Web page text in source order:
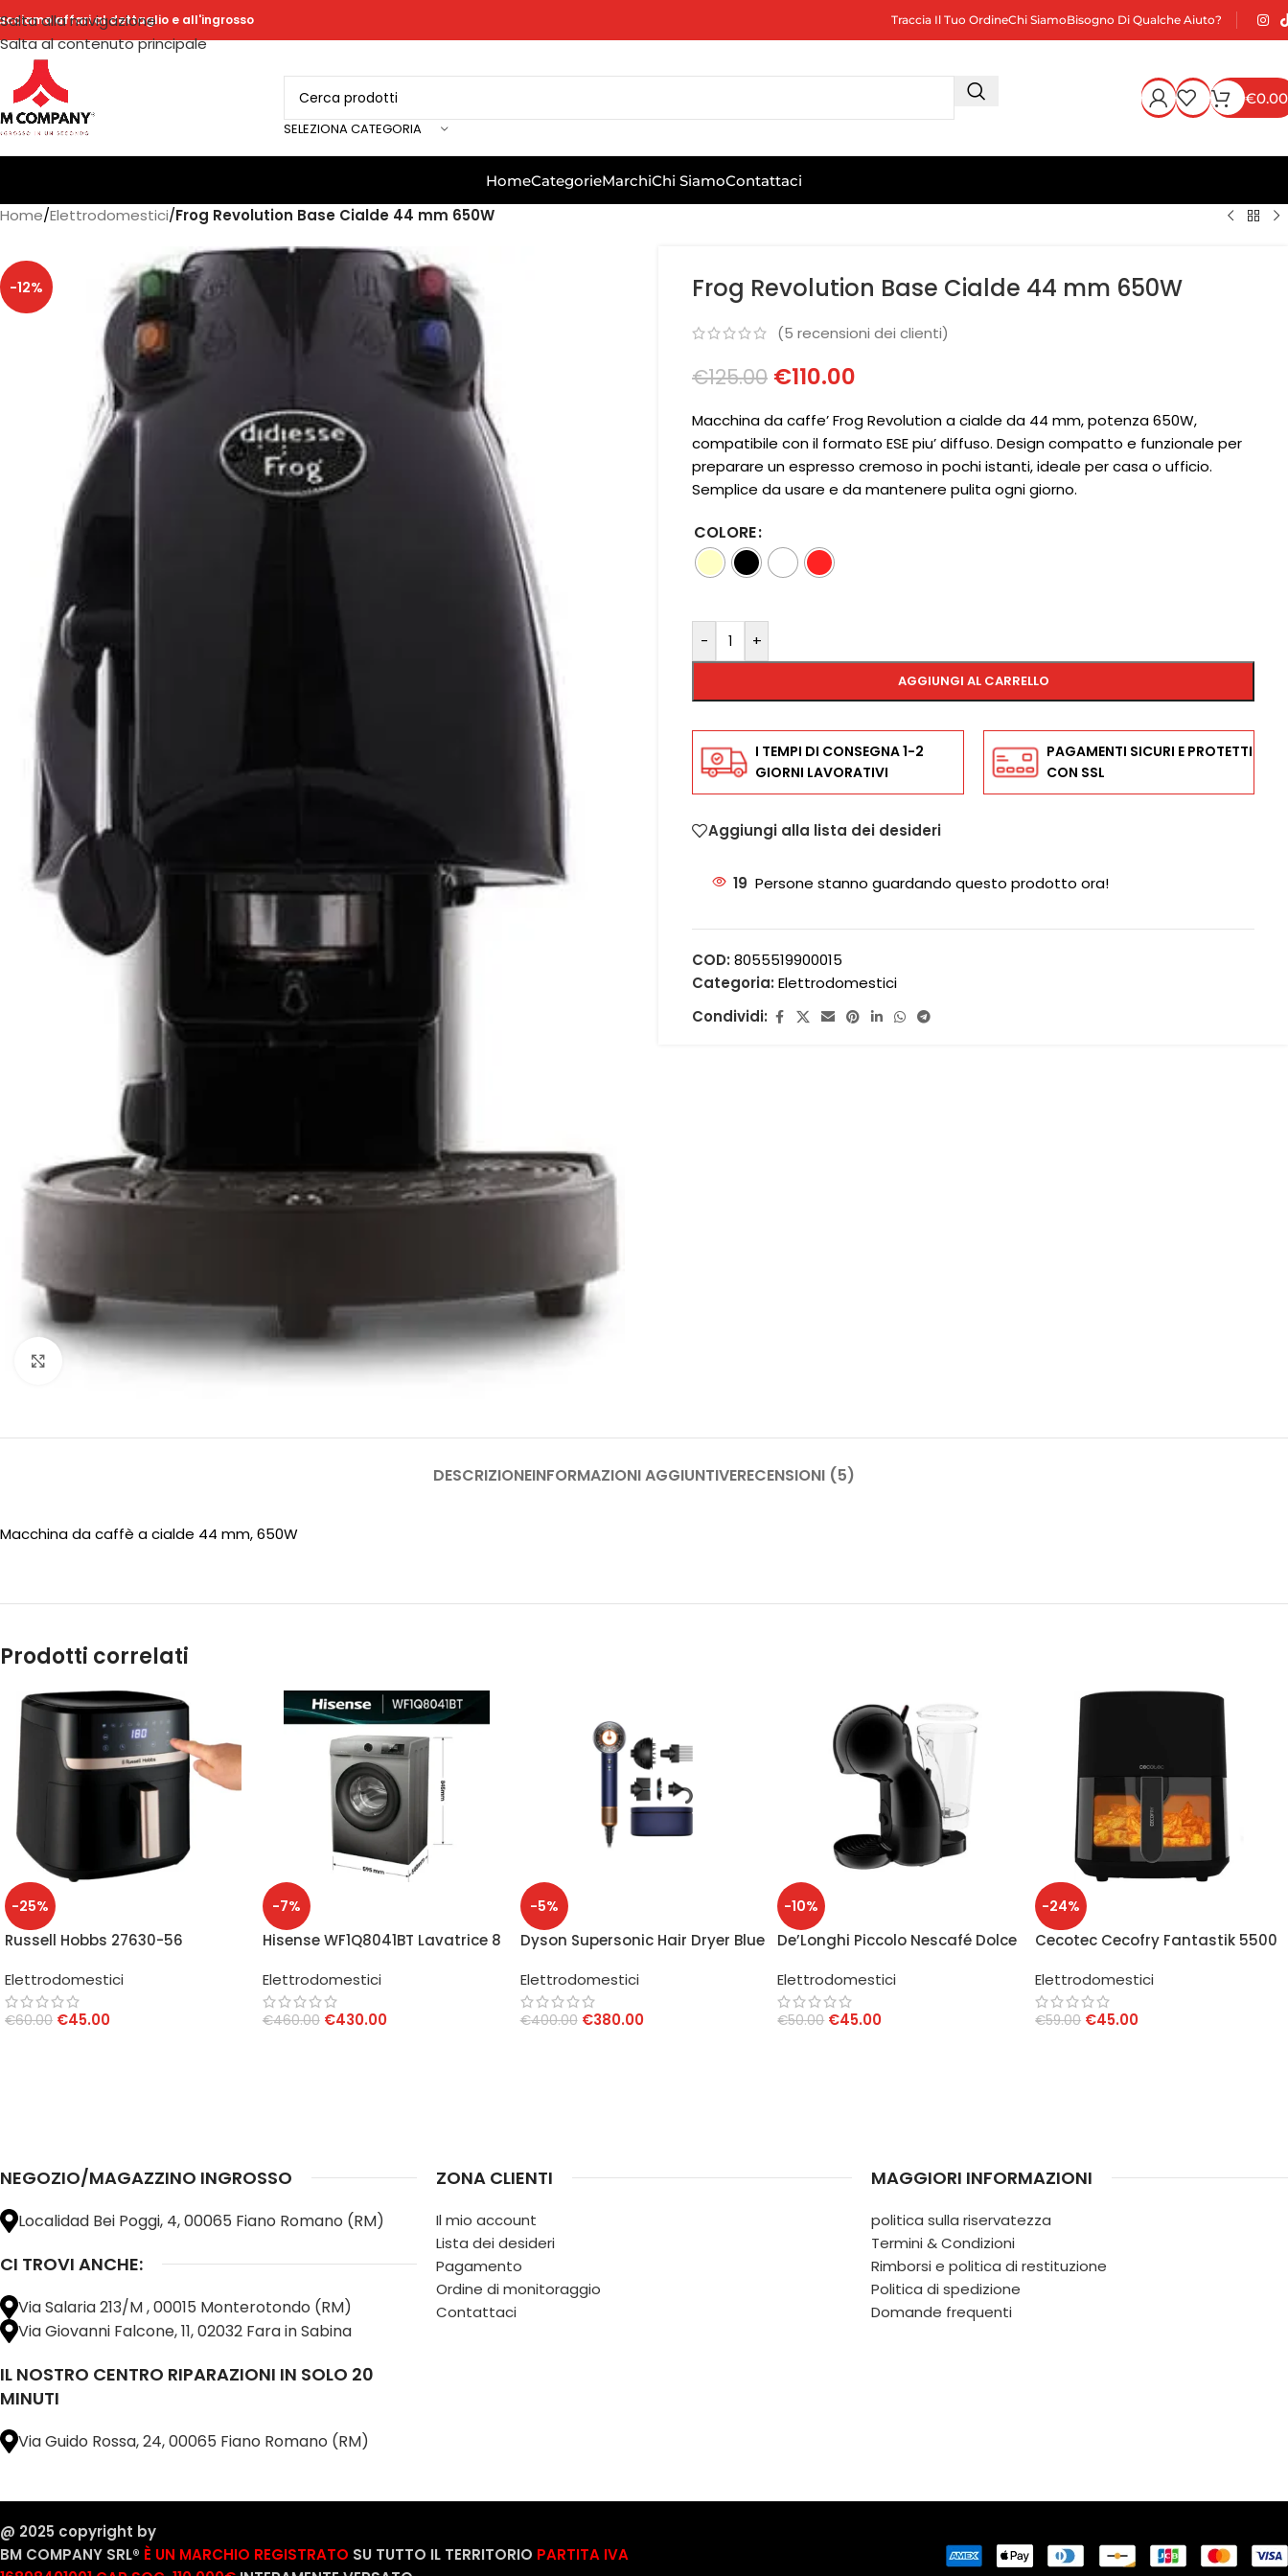
Salta alla navigazione
Salta al contenuto principale
affari al dettaglio e all'ingrosso Traccia Il Tuo OrdineChi SiamoBisogno Di Qualche Aiuto?
SELEZIONA CATEGORIA
€0.00
HomeCategorieMarchiChi SiamoContattaci
Home/Elettrodomestici/Frog Revolution Base Cialde 44 mm 650W
-12%
Clicca per ingrandire
Frog Revolution Base Cialde 44 mm 650W
(5 recensioni dei clienti)
€125.00 €110.00
Macchina da caffe’ Frog Revolution a cialde da 44 mm, potenza 650W,
compatibile con il formato ESE piu’ diffuso. Design compatto e funzionale per
preparare un espresso cremoso in pochi istanti, ideale per casa o ufficio.
Semplice da usare e da mantenere pulita ogni giorno.
COLORE
- +
AGGIUNGI AL CARRELLO
I TEMPI DI CONSEGNA 1-2
GIORNI LAVORATIVI
PAGAMENTI SICURI E PROTETTI
CON SSL
Aggiungi alla lista dei desideri
19 Persone stanno guardando questo prodotto ora!
COD: 8055519900015
Categoria: Elettrodomestici
Condividi:
DESCRIZIONEINFORMAZIONI AGGIUNTIVERECENSIONI (5)
Macchina da caffè a cialde 44 mm, 650W
Prodotti correlati
-25%
Russell Hobbs 27630-56
Elettrodomestici
€60.00 €45.00
-7%
Hisense WF1Q8041BT Lavatrice 8
Elettrodomestici
€460.00 €430.00
-5%
Dyson Supersonic Hair Dryer Blue
Elettrodomestici
€400.00 €380.00
-10%
De’Longhi Piccolo Nescafé Dolce
Elettrodomestici
€50.00 €45.00
-24%
Cecotec Cecofry Fantastik 5500
Elettrodomestici
€59.00 €45.00
NEGOZIO/MAGAZZINO INGROSSO
Localidad Bei Poggi, 4, 00065 Fiano Romano (RM)
CI TROVI ANCHE:
Via Salaria 213/M , 00015 Monterotondo (RM)
Via Giovanni Falcone, 11, 02032 Fara in Sabina
IL NOSTRO CENTRO RIPARAZIONI IN SOLO 20
MINUTI
Via Guido Rossa, 24, 00065 Fiano Romano (RM)
ZONA CLIENTI
Il mio account
Lista dei desideri
Pagamento
Ordine di monitoraggio
Contattaci
MAGGIORI INFORMAZIONI
politica sulla riservatezza
Termini & Condizioni
Rimborsi e politica di restituzione
Politica di spedizione
Domande frequenti
@ 2025 copyright by
BM COMPANY SRL®️ È UN MARCHIO REGISTRATO SU TUTTO IL TERRITORIO PARTITA IVA